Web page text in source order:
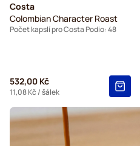
Costa
Colombian Character Roast
Počet kapslí pro Costa Podio: 48
532,00 Kč
11,08 Kč / šálek